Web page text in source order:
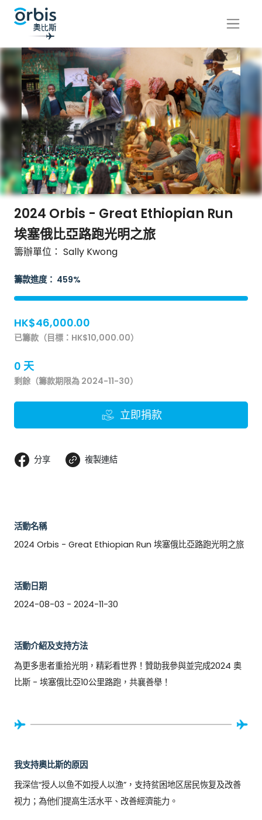
2024 Orbis - Great Ethiopian Run
埃塞俄比亞路跑光明之旅
籌辦單位： Sally Kwong
籌款進度： 459%
HK$46,000.00
已籌款（目標：HK$10,000.00）
0 天
剩餘（籌款期限為 2024-11-30）
立即捐款
分享 複製連結
活動名稱
2024 Orbis - Great Ethiopian Run 埃塞俄比亞路跑光明之旅
活動日期
2024-08-03 - 2024-11-30
活動介紹及支持方法
為更多患者重拾光明，精彩看世界！贊助我參與並完成2024 奥
比斯 - 埃塞俄比亞10公里路跑，共襄善舉！
我支持奧比斯的原因
我深信“授人以鱼不如授人以渔”，支持贫困地区居民恢复及改善
视力；為他们提高生活水平、改善經濟能力。